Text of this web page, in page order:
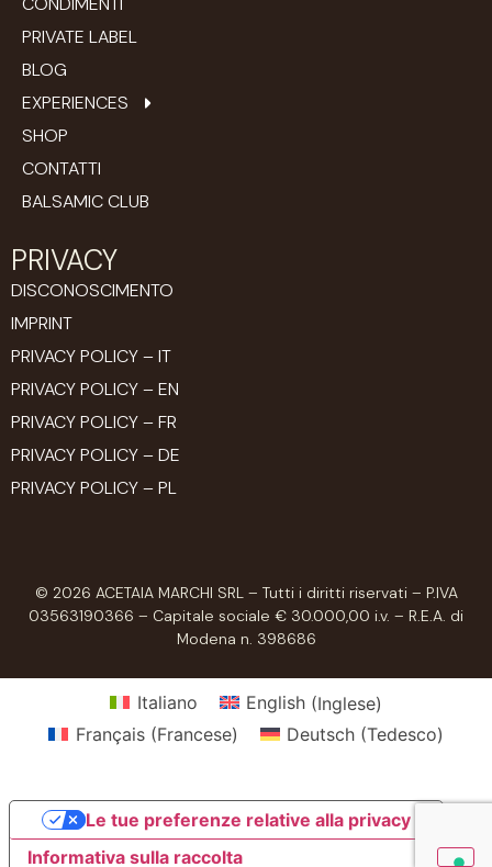
PRIVATE LABEL
BLOG
EXPERIENCES
SHOP
CONTATTI
BALSAMIC CLUB
PRIVACY
DISCONOSCIMENTO
IMPRINT
PRIVACY POLICY – IT
PRIVACY POLICY – EN
PRIVACY POLICY – FR
PRIVACY POLICY – DE
PRIVACY POLICY – PL
© 2026 ACETAIA MARCHI SRL – Tutti i diritti riservati – P.IVA
03563190366 – Capitale sociale € 30.000,00 i.v. – R.E.A. di
Modena n. 398686
Italiano English(Inglese)
Français(Francese) Deutsch(Tedesco)
Informativa sulla raccolta
Le tue preferenze relative alla privacy